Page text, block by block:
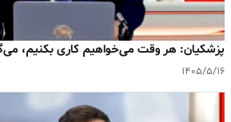
پزشکیان: هر وقت می‌خواهیم کاری بکنیم،
۱۴۰۵/۵/۱۶